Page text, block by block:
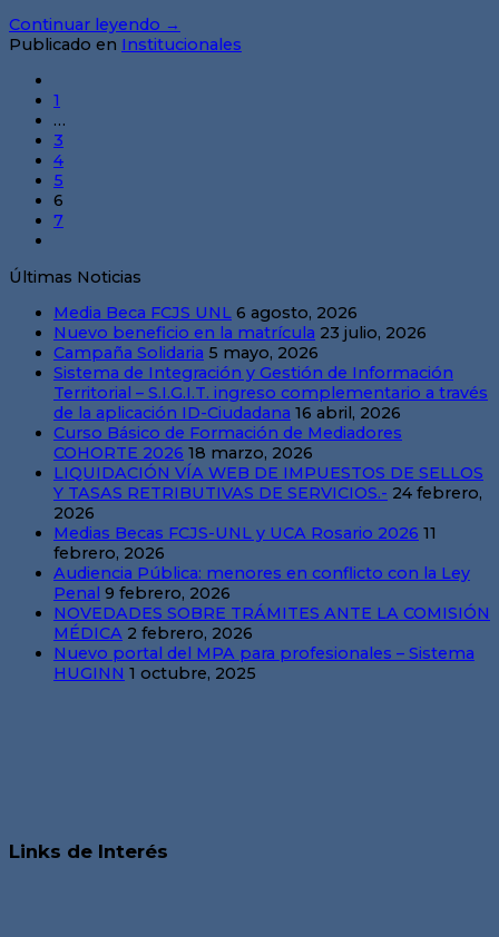
Continuar leyendo →
Publicado en Institucionales
1
…
3
4
5
6
7
Últimas Noticias
Media Beca FCJS UNL 6 agosto, 2026
Nuevo beneficio en la matrícula 23 julio, 2026
Campaña Solidaria 5 mayo, 2026
Sistema de Integración y Gestión de Información
Territorial – S.I.G.I.T. ingreso complementario a través
de la aplicación ID-Ciudadana 16 abril, 2026
Curso Básico de Formación de Mediadores
COHORTE 2026 18 marzo, 2026
LIQUIDACIÓN VÍA WEB DE IMPUESTOS DE SELLOS
Y TASAS RETRIBUTIVAS DE SERVICIOS.- 24 febrero,
2026
Medias Becas FCJS-UNL y UCA Rosario 2026 11
febrero, 2026
Audiencia Pública: menores en conflicto con la Ley
Penal 9 febrero, 2026
NOVEDADES SOBRE TRÁMITES ANTE LA COMISIÓN
MÉDICA 2 febrero, 2026
Nuevo portal del MPA para profesionales – Sistema
HUGINN 1 octubre, 2025
Links de Interés